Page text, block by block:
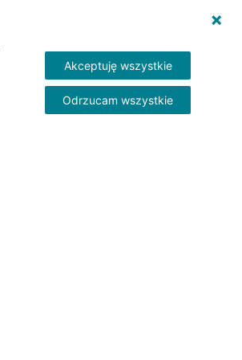
Akceptuję wszystkie
Odrzucam wszystkie